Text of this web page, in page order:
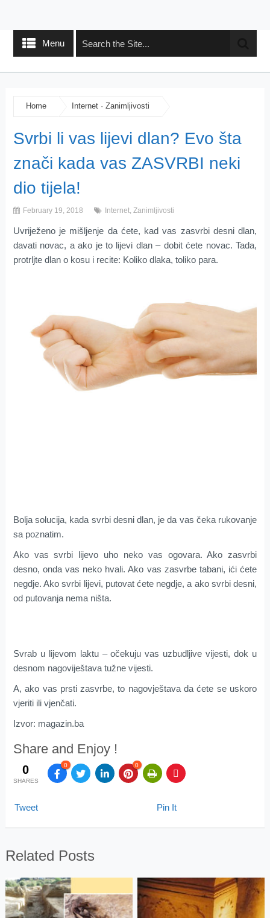
Menu
Home Internet· Zanimljivosti
Svrbi li vas lijevi dlan? Evo šta
znači kada vas ZASVRBI neki
dio tijela!
February 19, 2018 Internet, Zanimljivosti
Uvriježeno je mišljenje da ćete, kad vas zasvrbi desni dlan,
davati novac, a ako je to lijevi dlan – dobit ćete novac. Tada,
protrljte dlan o kosu i recite: Koliko dlaka, toliko para.
Bolja solucija, kada svrbi desni dlan, je da vas čeka rukovanje
sa poznatim.
Ako vas svrbi lijevo uho neko vas ogovara. Ako zasvrbi
desno, onda vas neko hvali. Ako vas zasvrbe tabani, ići ćete
negdje. Ako svrbi lijevi, putovat ćete negdje, a ako svrbi desni,
od putovanja nema ništa.
Svrab u lijevom laktu – očekuju vas uzbudljive vijesti, dok u
desnom nagoviještava tužne vijesti.
A, ako vas prsti zasvrbe, to nagovještava da ćete se uskoro
vjeriti ili vjenčati.
Izvor: magazin.ba
Share and Enjoy !
0
SHARES
0 0
Tweet Pin It
Related Posts